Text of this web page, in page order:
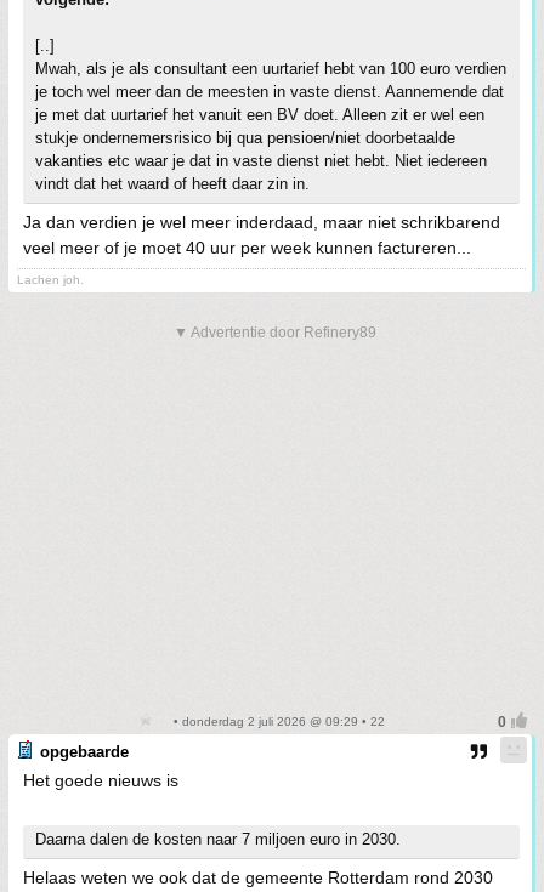
[..]
Mwah, als je als consultant een uurtarief hebt van 100 euro verdien
je toch wel meer dan de meesten in vaste dienst. Aannemende dat
je met dat uurtarief het vanuit een BV doet. Alleen zit er wel een
stukje ondernemersrisico bij qua pensioen/niet doorbetaalde
vakanties etc waar je dat in vaste dienst niet hebt. Niet iedereen
vindt dat het waard of heeft daar zin in.
Ja dan verdien je wel meer inderdaad, maar niet schrikbarend
veel meer of je moet 40 uur per week kunnen factureren...
Lachen joh.
▼ Advertentie door Refinery89
• donderdag 2 juli 2026 @ 09:29 • 22
opgebaarde
Het goede nieuws is
Daarna dalen de kosten naar 7 miljoen euro in 2030.
Helaas weten we ook dat de gemeente Rotterdam rond 2030